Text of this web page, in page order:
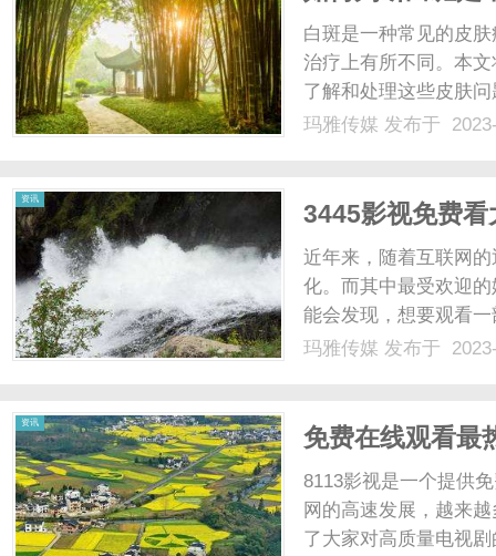
白斑是一种常见的皮
治疗上有所不同。本
了解和处理这些皮肤
白斑是一种色素失调
玛雅传媒 发布于
资讯
3445影视免费
近年来，随着互联网
化。而其中最受欢迎
能会发现，想要观看
片。这时候，我们就
玛雅传媒 发布于
资讯
免费在线观看最
8113影视是一个提供
网的高速发展，越来
了大家对高质量电视